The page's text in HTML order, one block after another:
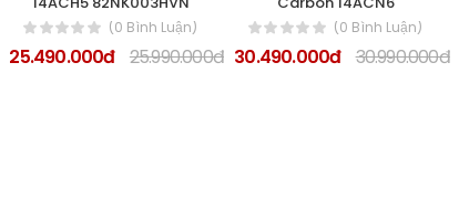
(0 Bình Luận)
25.490.000đ 25.990.000đ
(0 Bình Luận)
30.490.000đ 30.990.000đ